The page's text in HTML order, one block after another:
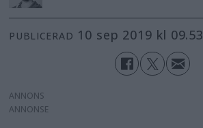
PUBLICERAD 10 sep 2019 kl 09.53
ANNONS